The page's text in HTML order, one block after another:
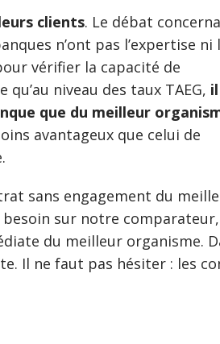
clients. Le débat
n’ont pas l’expertise ni
vérifier la capacité de
niveau des taux TAEG, il
que du meilleur
avantageux que celui de
sans engagement du
sur notre
du meilleur organisme.
Il ne faut pas hésiter : les